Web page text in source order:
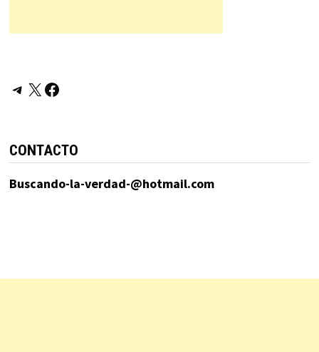
Telegram
X Facebook
CONTACTO
Buscando-la-verdad-@hotmail.com